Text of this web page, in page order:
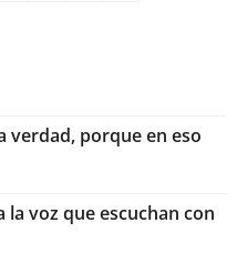
verdad, porque en eso
voz que escuchan con